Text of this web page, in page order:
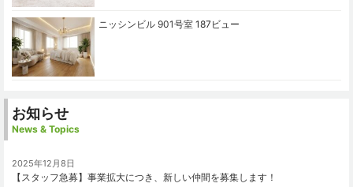
ニッシンビル 901号室 187ビュー
お知らせ
News & Topics
2025年12月8日
【スタッフ急募】事業拡大につき、新しい仲間を募集します！